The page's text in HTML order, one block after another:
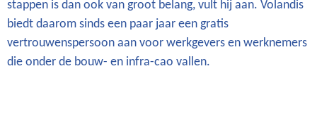
stappen is dan ook van groot belang, vult hij aan. Volandis
biedt daarom sinds een paar jaar een gratis
vertrouwenspersoon aan voor werkgevers en werknemers
die onder de bouw- en infra-cao vallen.